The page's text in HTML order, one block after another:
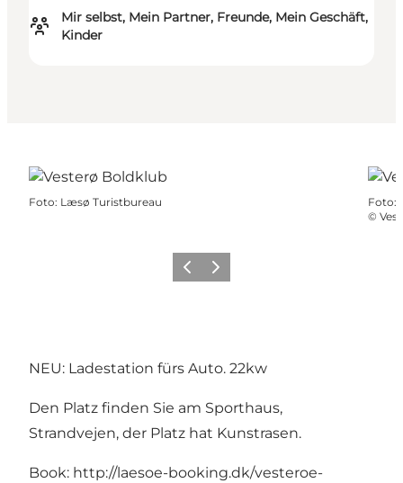
Mir selbst, Mein Partner, Freunde, Mein Geschäft,
Kinder
Foto: Læsø Turistbureau Foto:
©
ZurückWeiter
NEU: Ladestation fürs Auto. 22kw
Den Platz finden Sie am Sporthaus,
Strandvejen, der Platz hat Kunstrasen.
Book: http://laesoe-booking.dk/vesteroe-